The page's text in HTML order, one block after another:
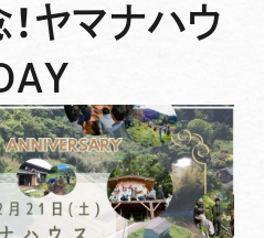
ヤマナハウ